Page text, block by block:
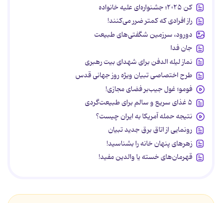
کن ۲۰۲۵؛ جشنواره‌ای علیه خانواده
راز افرادی که کمتر ضرر می‌کنند!
دورود، سرزمین شگفتی‌های طبیعت
جان فدا
نماز لیله الدفن برای شهدای بیت رهبری
طرح اختصاصی تبیان ویژه روز جهانی قدس
فومو؛ غول جیب‌بر فضای مجازی!
۵ غذای سریع و سالم برای طبیعت‌گردی
نتیجه حمله آمریکا به ایران چیست؟
رونمایی از اتاق برق جدید تبیان
زهرهای پنهان خانه را بشناسید!
قهرمان‌های خسته یا والدین مفید!